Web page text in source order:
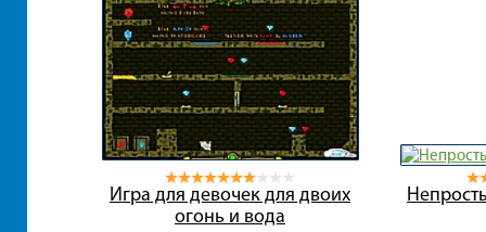
Игра для девочек для двоих
огонь и вода